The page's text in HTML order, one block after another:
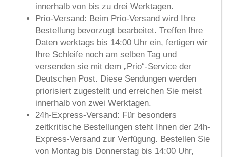
innerhalb von bis zu drei Werktagen.
Prio-Versand: Beim Prio-Versand wird Ihre
Bestellung bevorzugt bearbeitet. Treffen Ihre
Daten werktags bis 14:00 Uhr ein, fertigen wir
Ihre Schleife noch am selben Tag und
versenden sie mit dem „Prio“-Service der
Deutschen Post. Diese Sendungen werden
priorisiert zugestellt und erreichen Sie meist
innerhalb von zwei Werktagen.
24h-Express-Versand: Für besonders
zeitkritische Bestellungen steht Ihnen der 24h-
Express-Versand zur Verfügung. Bestellen Sie
von Montag bis Donnerstag bis 14:00 Uhr,